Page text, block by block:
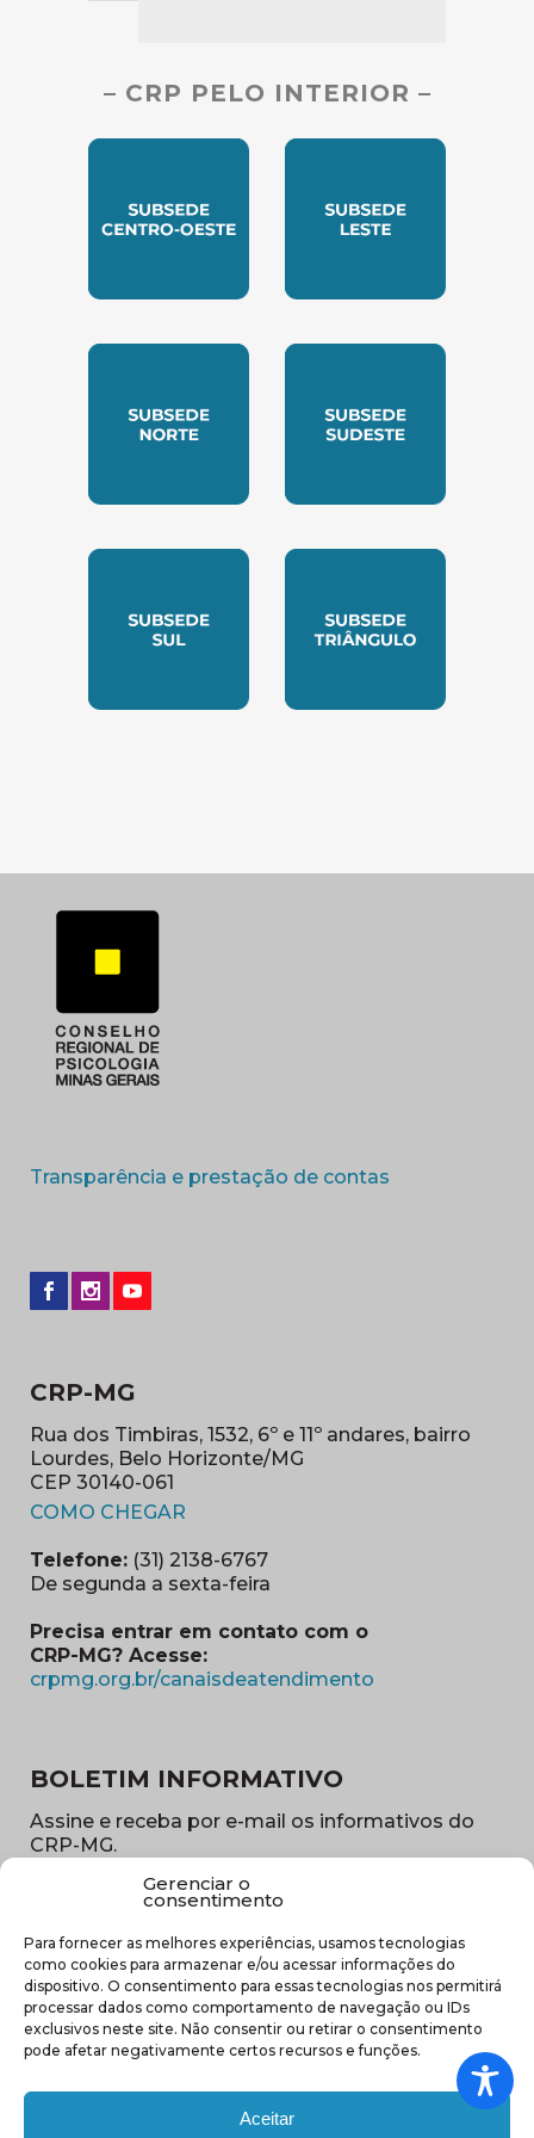
Gerenciar o
consentimento
Para fornecer as melhores experiências, usamos tecnologias
como cookies para armazenar e/ou acessar informações do
dispositivo. O consentimento para essas tecnologias nos permitirá
processar dados como comportamento de navegação ou IDs
exclusivos neste site. Não consentir ou retirar o consentimento
pode afetar negativamente certos recursos e funções.
Aceitar
– CRP PELO INTERIOR –
Transparência e prestação de contas
CRP-MG
Rua dos Timbiras, 1532, 6º e 11º andares, bairro
Lourdes, Belo Horizonte/MG
CEP 30140-061
COMO CHEGAR
Telefone: (31) 2138-6767
De segunda a sexta-feira
Precisa entrar em contato com o
CRP-MG? Acesse:
crpmg.org.br/canaisdeatendimento
BOLETIM INFORMATIVO
Assine e receba por e-mail os informativos do
CRP-MG.
E-
mail
(obrigatório)
Sub
região